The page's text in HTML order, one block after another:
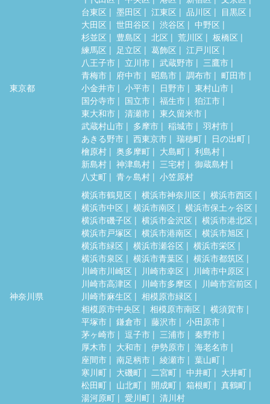
東京都
台東区
墨田区 江東区 品川区
目黒区
大田区
世田谷区 渋谷区
中野区
杉並区
豊島区 北区 荒川区
板橋区
練馬区
足立区 葛飾区
江戸川区
八王子市
立川市 武蔵野市
三鷹市
青梅市
府中市 昭島市 調布市
町田市
小金井市
小平市 日野市
東村山市
国分寺市
国立市 福生市
狛江市
東大和市
清瀬市
東久留米市
武蔵村山市
多摩市 稲城市
羽村市
あきる野市
西東京市 瑞穂町
日の出町
檜原村
奥多摩町 大島町
利島村
新島村
神津島村 三宅村
御蔵島村
八丈町
青ヶ島村 小笠原村
神奈川県
横浜市鶴見区 横浜市神奈川区
横浜市西区
横浜市中区
横浜市南区
横浜市保土ヶ谷区
横浜市磯子区
横浜市金沢区
横浜市港北区
横浜市戸塚区
横浜市港南区
横浜市旭区
横浜市緑区
横浜市瀬谷区
横浜市栄区
横浜市泉区
横浜市青葉区
横浜市都筑区
川崎市川崎区
川崎市幸区
川崎市中原区
川崎市高津区
川崎市多摩区
川崎市宮前区
川崎市麻生区
相模原市緑区
相模原市中央区
相模原市南区
横須賀市
平塚市
鎌倉市 藤沢市
小田原市
茅ヶ崎市
逗子市 三浦市
秦野市
厚木市
大和市 伊勢原市
海老名市
座間市
南足柄市 綾瀬市
葉山町
寒川町
大磯町 二宮町 中井町
大井町
松田町
山北町 開成町 箱根町
真鶴町
湯河原町
愛川町 清川村